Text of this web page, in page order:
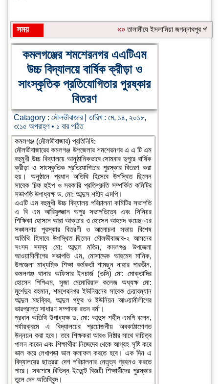
সময়
শিরোনাম:
«»‎তালামীযে ইসলামিয়া জগন্নাথপুর পশ্চিম
কমলগঞ্জের শমশেরনগর এএটিএম
উচ্চ বিদ্যালয়ে বার্ষিক ক্রীড়া ও
সাংস্কৃতিক প্রতিযোগিতার পুরষ্কার
বিতরণ
Catagory :মৌলভীবাজার| তারিখ : মে, ১৪, ২০১৮,
৩:১৫ অপরাহ্ণ • ১ বার পঠিত
কমলগঞ্জ (মৌলভীবাজার) প্রতিনিধি:
মৌলভীবাজারের কমলগঞ্জ উপজেলার শমশেরনগর এ এ টি এম
বহুমুখী উচ্চ বিদ্যালয়ে আনুষ্ঠানিকভাবে সোমবার দুপুরে বার্ষিক
ক্রীড়া ও সাংস্কৃতিক প্রতিযোগিতার পুরস্কার বিতরণ করা
হয়। অনুষ্ঠানে প্রধান অতিথি হিসেবে উপস্থিত ছিলেন
সাবেক চিফ হুইপ ও সরকারি প্রতিশ্রুতি সম্পর্কিত কমিটির
সভাপতি উপাধ্যক্ষ ড. মো: আব্দুস শহীদ এমপি।
এএটি এম বহুমুখী উচ্চ বিদ্যালয় পরিচালনা কমিটির সভাপতি
এ বি এম আরিফুজ্জান অপুর সভাপতিত্বে এবং সিনিয়র
শিক্ষিকা হোসনে আরা আক্তার ও হোসেন আহমদ কয়েছ-এর
সঞ্চালনায় পুরস্কার বিতরণী ও আলোচনা সভায় বিশেষ
অতিথি হিসাবে উপস্থিত ছিলেন মৌলভীবাজার-২ আসনের
সংসদ সদস্য মো: আব্দুল মতিন, কমলগঞ্জ উপজেলা
আওয়ামীলীগের সভাপতি এম, মোসাদ্দেক আহমেদ মানিক,
উপজেলা মাধ্যমিক শিক্ষা কর্মকর্তা শামছুন নাহার পারভীন,
কমলগঞ্জ থানার অফিসার ইনচার্জ (ওসি) মো: মোক্তাদির
হোসেন পিপিএম, সুজা মেমোরিয়াল কলেজ অধ্যক্ষ মো:
মুর্শেদুর রহমান, শমশেরনগর ইউনিয়নের সাবেক চেয়ারম্যান
আব্দুল মছব্বির, আব্দুল গফুর ও ইউনিয়ন আওয়ামীলীগের
ভারপ্রাপ্ত সাধারণ সম্পাদক রতন বর্মা।
প্রধান অতিথি উপাধ্যক্ষ ড. মো: আব্দুস শহীদ এমপি বলেন,
পর্যায়ক্রমে এ বিদ্যালয়ের প্রয়োজনীয় অবকাঠামোগত
উন্নয়ন করা হবে। তবে শিক্ষকরা আরও নিষ্ঠার সাথে দায়িত্ব
পালন করেন এবং শিক্ষার্থীরা নিজেদের থেকে আগ্রহ সৃষ্টি করে
ভাল করে লেখাপড়া ভাল ফলাফল করতে হবে। এক দিন এ
বিদ্যালয়ের ছাত্ররা দেশ পরিচালনার নেতৃত্ব গ্রহনও করতে
পারে। সবশেষে বিভিন্ন ইভেন্টে বিজয়ী শিক্ষার্থীদের পুরস্কার
তুলে দেন অতিথিবৃন্দ।